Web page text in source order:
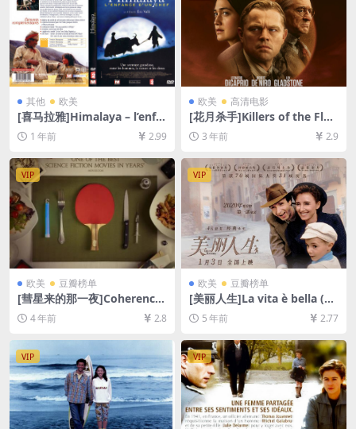
其他 欧美
[喜马拉雅]Himalaya – l’enfa
nce d’un chef (1999)[百度网
盘+夸克网盘1080P超清未删
减资源][网盘在线播放/下载]
[MP4/7GB][中文字幕]
1 年前 2.99
欧美 高清电影
[花月杀手]Killers of the Flo
wer Moon (2023)[百度网盘
+夸克网盘1080P超清未删减
资源][网盘在线播放/下载][MP
4/15GB][中英字幕]
3 年前 2.9
VIP
欧美 豆瓣榜单
[彗星来的那一夜]Coherence
(2013)[百度网盘+迅雷云盘资
源1080P超清未删减][MP4/5.
4 年前 2.8
VIP
欧美 豆瓣榜单
[美丽人生]La vita è bella (19
97)[百度网盘+迅雷云盘资源1
080P超清未删减][MP4/7.5G
5 年前 2.77
VIP VIP